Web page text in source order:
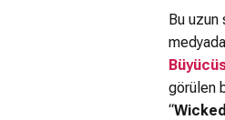
Bu uzun
görülen
“Wicked